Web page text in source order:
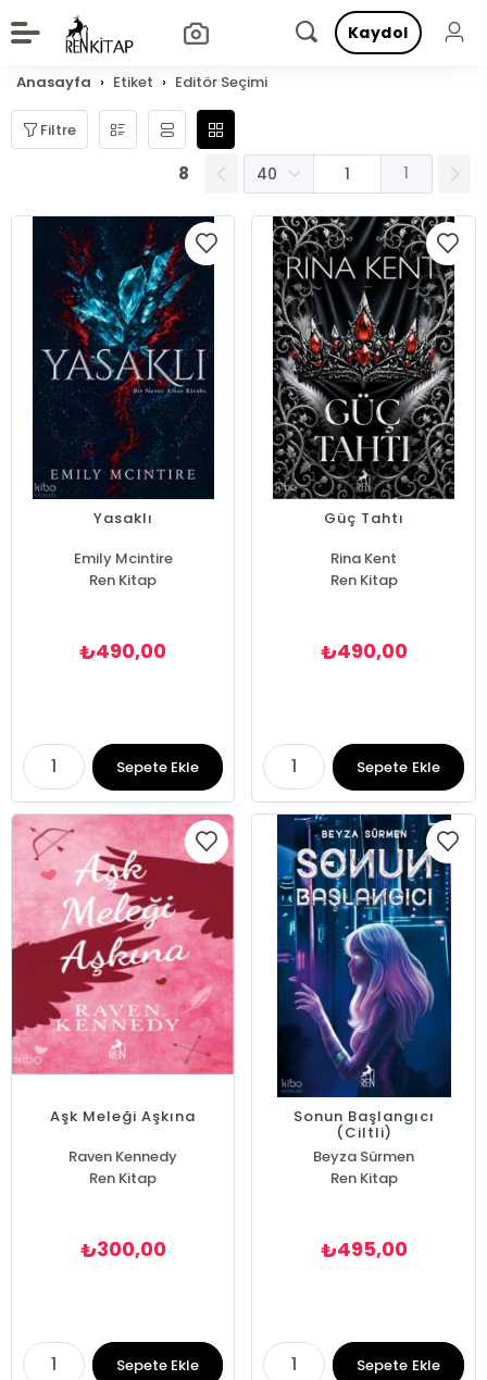
Kaydol
Anasayfa Etiket Editör Seçimi
Filtre
8 1
Yasaklı
Emily Mcintire
Ren Kitap
₺490,00
Sepete Ekle
Güç Tahtı
Rina Kent
Ren Kitap
₺490,00
Sepete Ekle
Aşk Meleği Aşkına
Raven Kennedy
Ren Kitap
₺300,00
Sepete Ekle
Sonun Başlangıcı
(Ciltli)
Beyza Sürmen
Ren Kitap
₺495,00
Sepete Ekle